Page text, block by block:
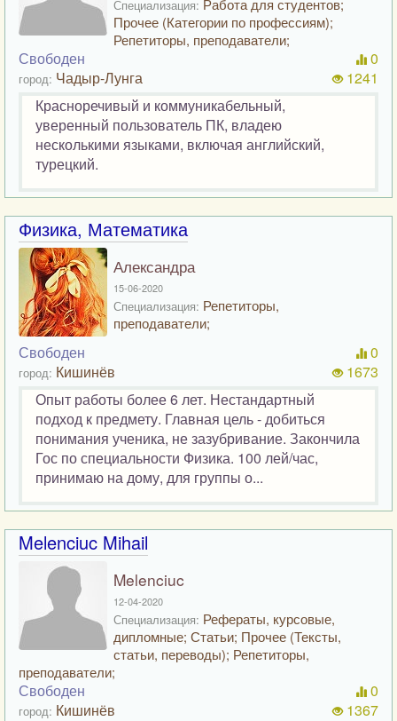
Специализация:
Прочее (Категории по профессиям);
Репетиторы, преподаватели;
Свободен
город: Чадыр-Лунга
0
1241
Красноречивый и коммуникабельный,
уверенный пользователь ПК, владею
несколькими языками, включая английский,
турецкий.
Физика, Математика
Александра
15-06-2020
Специализация: Репетиторы,
преподаватели;
Свободен
город: Кишинёв
0
1673
Опыт работы более 6 лет. Нестандартный
подход к предмету. Главная цель - добиться
понимания ученика, не зазубривание. Закончила
Гос по специальности Физика. 100 лей/час,
принимаю на дому, для группы о...
Melenciuc Mihail
Melenciuc
12-04-2020
Специализация: Рефераты, курсовые,
дипломные; Статьи; Прочее (Тексты,
статьи, переводы); Репетиторы,
преподаватели;
Свободен
город: Кишинёв
0
1367